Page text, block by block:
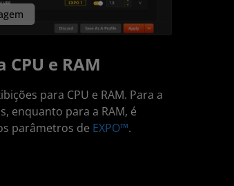
e RAM
para CPU e RAM. Para a
enquanto para a RAM, é
parâmetros de EXPO™.